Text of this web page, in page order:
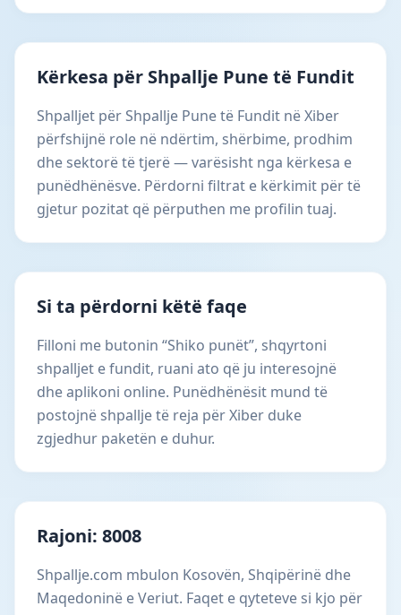
Kërkesa për Shpallje Pune të Fundit
Shpalljet për Shpallje Pune të Fundit në Xiber
përfshijnë role në ndërtim, shërbime, prodhim
dhe sektorë të tjerë — varësisht nga kërkesa e
punëdhënësve. Përdorni filtrat e kërkimit për të
gjetur pozitat që përputhen me profilin tuaj.
Si ta përdorni këtë faqe
Filloni me butonin “Shiko punët”, shqyrtoni
shpalljet e fundit, ruani ato që ju interesojnë
dhe aplikoni online. Punëdhënësit mund të
postojnë shpallje të reja për Xiber duke
zgjedhur paketën e duhur.
Rajoni: 8008
Shpallje.com mbulon Kosovën, Shqipërinë dhe
Maqedoninë e Veriut. Faqet e qyteteve si kjo për